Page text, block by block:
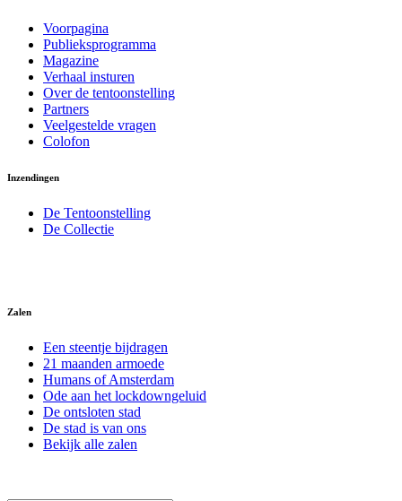
Voorpagina
Publieksprogramma
Magazine
Verhaal insturen
Over de tentoonstelling
Partners
Veelgestelde vragen
Colofon
Inzendingen
De Tentoonstelling
De Collectie
Zalen
Een steentje bijdragen
21 maanden armoede
Humans of Amsterdam
Ode aan het lockdowngeluid
De ontsloten stad
De stad is van ons
Bekijk alle zalen